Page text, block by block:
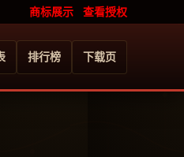
商标展示 查看授权
排行榜 下载页